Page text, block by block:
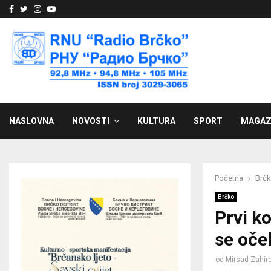
Facebook
Twitter
Instagram
Youtube
NASLOVNA NOVOSTI KULTURA SPORT
Početna
Brčko
Prvi
se
od Mirsad